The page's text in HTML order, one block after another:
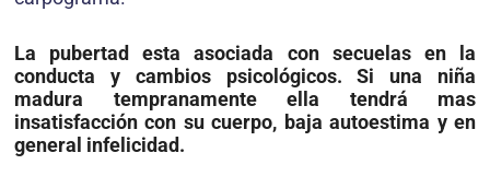
La pubertad esta asociada con secuelas en la
conducta y cambios psicológicos. Si una niña
madura tempranamente ella tendrá mas
insatisfacción con su cuerpo, baja autoestima y en
general infelicidad.